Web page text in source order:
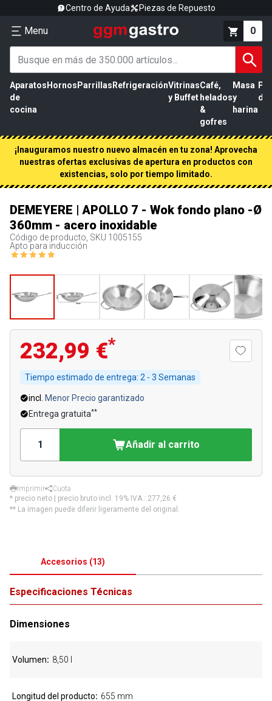
Centro de Ayuda Piezas de Repuesto
Menu 0
Aparatos
de
cocina
Hornos Parrillas RefrigeraciónVitrinas
y Buffet
Café,
helados
&
gofres
Masa
y
harina
de
¡Inauguramos nuestro nuevo almacén en tu zona! Aprovecha
nuestras ofertas exclusivas de apertura en productos con
existencias, solo por tiempo limitado.
DEMEYERE | APOLLO 7 - Wok fondo plano -Ø
360mm - acero inoxidable
Código de producto, SKU 1005155
Apto para inducción
232,99 €*
Tiempo estimado de entrega: 2 - 3 Semanas
incl.
Menor Precio garantizado
Entrega gratuita**
Añadir al carrito
Imprimir
Cuota
* precio neto | precio bruto incl. 19% IVA.: 277,26 €
** La imagen puede diferir ligeramente del original.
Accesorios (13)
Especificaciones Técnicas
Dimensiones
Volumen 8,50 l
Longitud del producto 655 mm